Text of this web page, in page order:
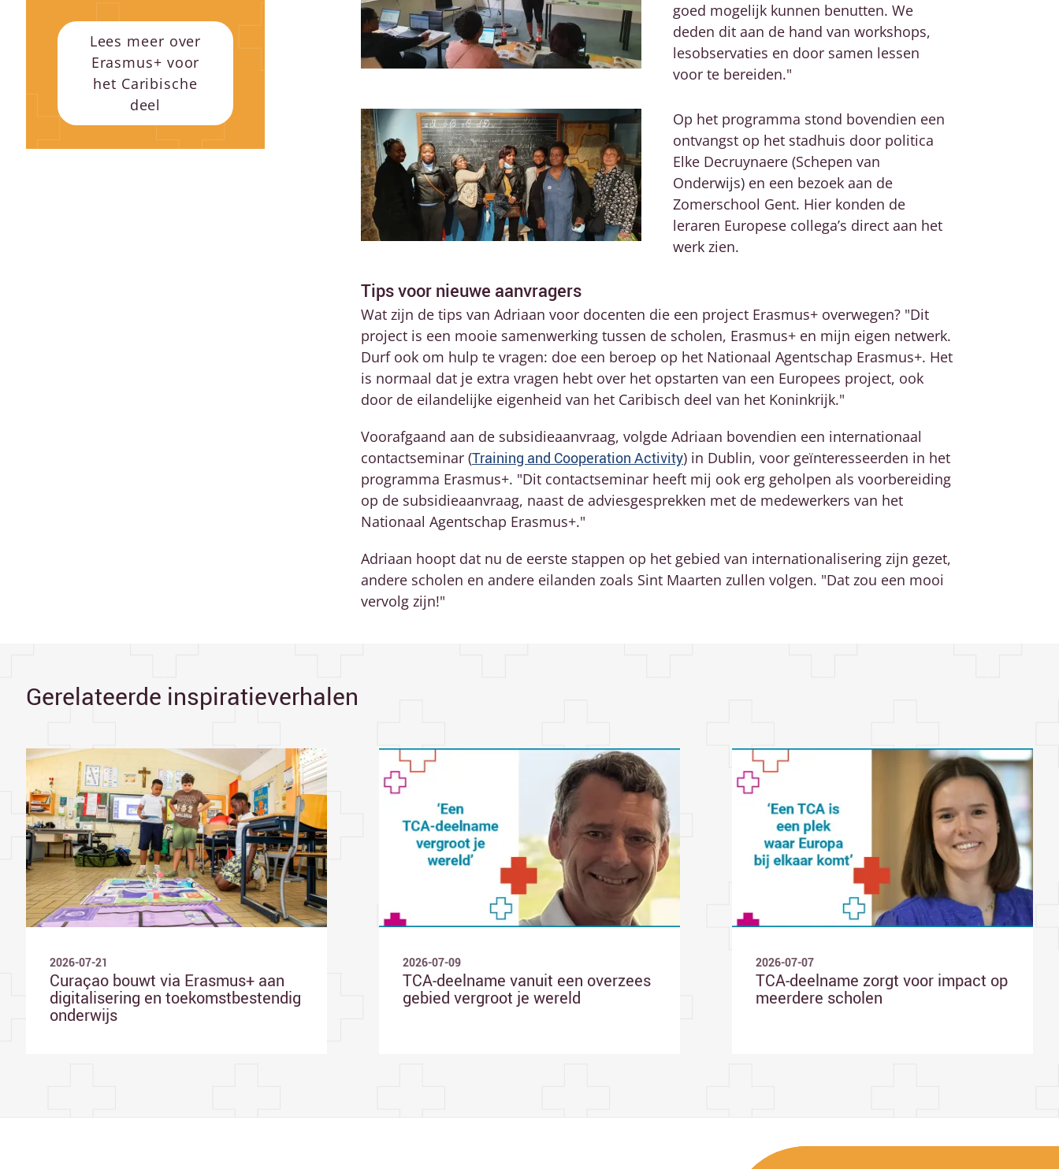
Lees meer over
Erasmus+ voor
het Caribische
deel
goed mogelijk kunnen benutten. We
deden dit aan de hand van workshops,
lesobservaties en door samen lessen
voor te bereiden."
Op het programma stond bovendien een
ontvangst op het stadhuis door politica
Elke Decruynaere (Schepen van
Onderwijs) en een bezoek aan de
Zomerschool Gent. Hier konden de
leraren Europese collega’s direct aan het
werk zien.
Tips voor nieuwe aanvragers
Wat zijn de tips van Adriaan voor docenten die een project Erasmus+ overwegen? "Dit
project is een mooie samenwerking tussen de scholen, Erasmus+ en mijn eigen netwerk.
Durf ook om hulp te vragen: doe een beroep op het Nationaal Agentschap Erasmus+. Het
is normaal dat je extra vragen hebt over het opstarten van een Europees project, ook
door de eilandelijke eigenheid van het Caribisch deel van het Koninkrijk."
Voorafgaand aan de subsidieaanvraag, volgde Adriaan bovendien een internationaal
contactseminar (Training and Cooperation Activity) in Dublin, voor geïnteresseerden in het
programma Erasmus+. "Dit contactseminar heeft mij ook erg geholpen als voorbereiding
op de subsidieaanvraag, naast de adviesgesprekken met de medewerkers van het
Nationaal Agentschap Erasmus+."
Adriaan hoopt dat nu de eerste stappen op het gebied van internationalisering zijn gezet,
andere scholen en andere eilanden zoals Sint Maarten zullen volgen. "Dat zou een mooi
vervolg zijn!"
Gerelateerde inspiratieverhalen
2026-07-21
Curaçao bouwt via Erasmus+ aan
digitalisering en toekomstbestendig
onderwijs
2026-07-09
TCA-deelname vanuit een overzees
gebied vergroot je wereld
2026-07-07
TCA-deelname zorgt voor impact op
meerdere scholen